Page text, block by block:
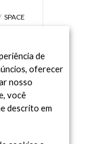
SPACE
de
oferecer
nosso
você
descrito em